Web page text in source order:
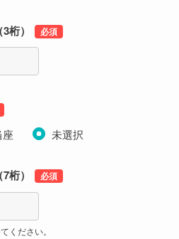
桁）
座 未選択
桁）
ください。